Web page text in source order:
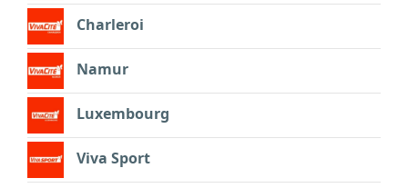
Charleroi
Namur
Luxembourg
Viva Sport